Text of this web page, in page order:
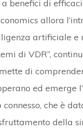
a benefici di
allora
artificiale e
di VDR”,
di
ed emerge
che è
della